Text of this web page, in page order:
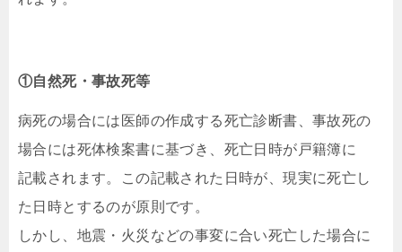
①自然死・事故死等
病死の場合には医師の作成する死亡診断書、事故死の
場合には死体検案書に基づき、死亡日時が戸籍簿に
記載されます。この記載された日時が、現実に死亡し
た日時とするのが原則です。
しかし、地震・火災などの事変に合い死亡した場合に